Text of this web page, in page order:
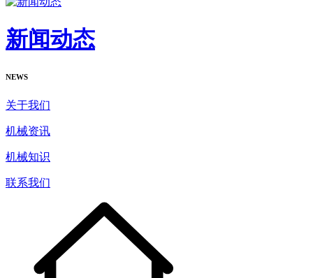
新闻动态
NEWS
关于我们
机械资讯
机械知识
联系我们